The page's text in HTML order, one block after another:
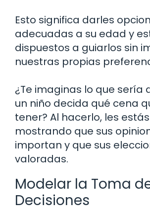
Esto significa darles
adecuadas a su edad y
dispuestos a guiarlos sin
nuestras propias
¿Te imaginas lo que sería
un niño decida qué cena
tener? Al hacerlo, les estás
mostrando que sus
importan y que sus
valoradas.
Modelar la Toma
Decisiones